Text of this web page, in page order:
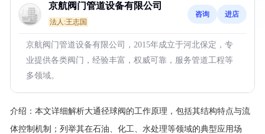
京航阀门管道设备有限公司
法人:王志国
咨询 进店
京航阀门管道设备有限公司，2015年成立于河北保定，专
业提供各类阀门，经验丰富，权威可靠，服务管道工程等
多领域。
介绍： 本文详细解析大通径球阀的工作原理，包括其结构特点与流
体控制机制；列举其在石油、化工、水处理等领域的典型应用场